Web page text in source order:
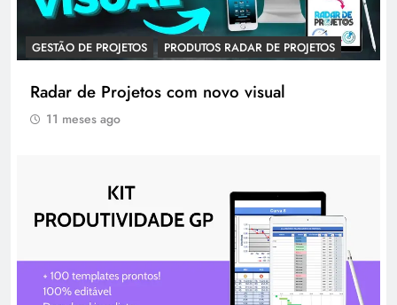
GESTÃO DE PROJETOS PRODUTOS RADAR DE PROJETOS
Radar de Projetos com novo visual
11 meses ago